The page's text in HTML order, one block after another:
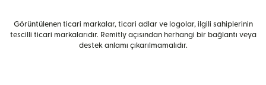
Görüntülenen ticari markalar, ticari adlar ve logolar, ilgili sahiplerinin
tescilli ticari markalarıdır. Remitly açısından herhangi bir bağlantı veya
destek anlamı çıkarılmamalıdır.